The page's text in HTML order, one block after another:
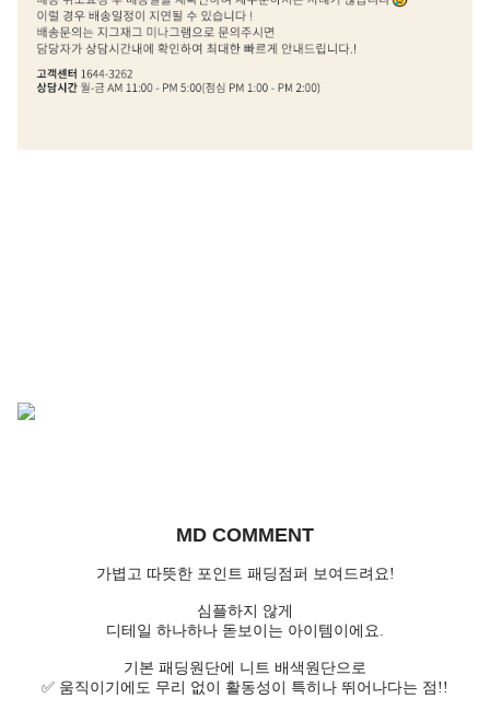
MD COMMENT
가볍고 따뜻한 포인트 패딩점퍼 보여드려요!
심플하지 않게
디테일 하나하나 돋보이는 아이템이에요.
기본 패딩원단에 니트 배색원단으로
✅ 움직이기에도 무리 없이 활동성이 특히나 뛰어나다는 점!!